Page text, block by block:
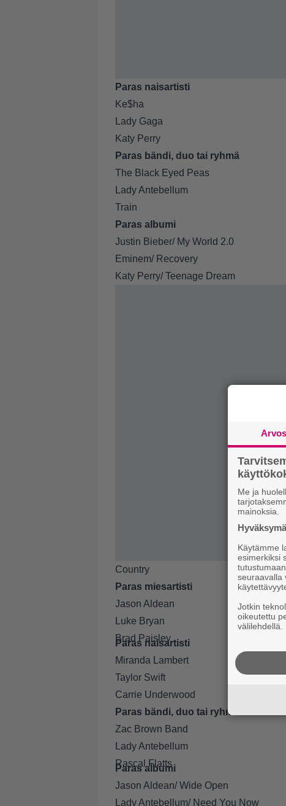
Paras naisartisti
Ke$ha
Lady Gaga
Katy Perry
Paras bändi, duo tai ryhmä
The Black Eyed Peas
Lady Antebellum
Train
Paras albumi
Justin Bieber/ My World 2.0
Eminem/ Recovery
Katy Perry/ Teenage Dream
Country
Paras miesartisti
Jason Aldean
Luke Bryan
Brad Paisley
Paras naisartisti
Miranda Lambert
Taylor Swift
Carrie Underwood
Paras bändi, duo tai ryhmä
Zac Brown Band
Lady Antebellum
Rascal Flatts
Paras albumi
Jason Aldean/ Wide Open
Lady Antebellum/ Need You Now
Me ja
mainoksia.
Käytämme
esimerkiksi
seuraavalla
Jotkin
oikeutettu
välilehdellä.